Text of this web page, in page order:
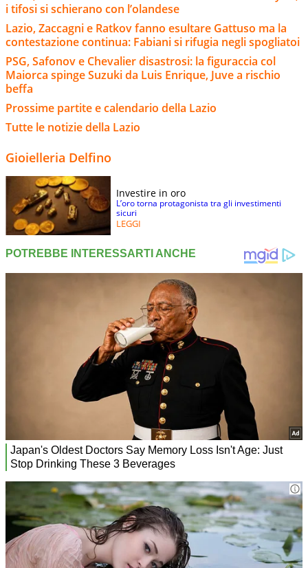
i tifosi si schierano con l’olandese
Lazio, Zaccagni e Ratkov fanno esultare Gattuso ma la
contestazione continua: Fabiani si rifugia negli spogliatoi
PSG, Safonov e Chevalier disastrosi: la figuraccia col
Maiorca spinge Suzuki da Luis Enrique, Juve a rischio
beffa
Prossime partite e calendario della Lazio
Tutte le notizie della Lazio
Gioielleria Delfino
Investire in oro
L’oro torna protagonista tra gli investimenti
sicuri
LEGGI